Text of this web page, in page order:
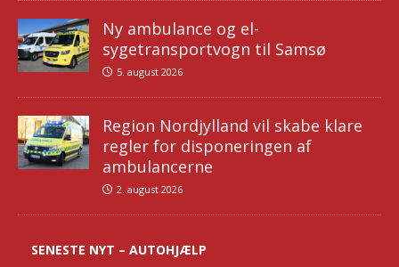
Ny ambulance og el-
sygetransportvogn til Samsø
5. august 2026
Region Nordjylland vil skabe klare
regler for disponeringen af
ambulancerne
2. august 2026
SENESTE NYT – AUTOHJÆLP